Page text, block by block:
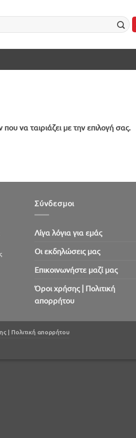
να ταιριάζει με την επιλογή σας.
στο
Σύνδεσμοι
Λίγα λόγια για εμάς
Oι εκδηλώσεις μας
Επικοινωνήστε μαζί μας
Όροι χρήσης | Πολιτική
απορρήτου
| Πολιτική απορρήτου